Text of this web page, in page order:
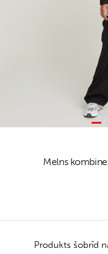
Melns
Produkts šobrīd